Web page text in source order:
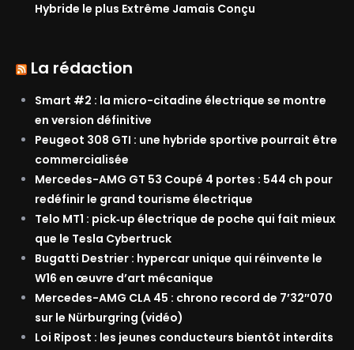
Hybride le plus Extrême Jamais Conçu
La rédaction
Smart #2 : la micro-citadine électrique se montre
en version définitive
Peugeot 308 GTI : une hybride sportive pourrait être
commercialisée
Mercedes-AMG GT 53 Coupé 4 portes : 544 ch pour
redéfinir le grand tourisme électrique
Telo MT1 : pick‑up électrique de poche qui fait mieux
que le Tesla Cybertruck
Bugatti Destrier : hypercar unique qui réinvente le
W16 en œuvre d’art mécanique
Mercedes-AMG CLA 45 : chrono record de 7’32″070
sur le Nürburgring (vidéo)
Loi Ripost : les jeunes conducteurs bientôt interdits